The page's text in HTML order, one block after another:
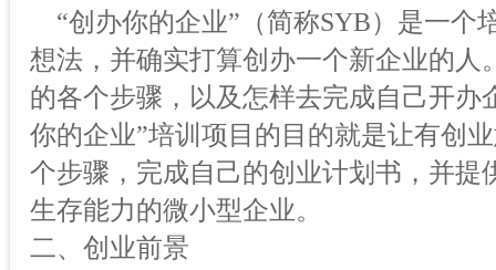
“创办你的企业”（简称SYB）是一个
想法，并确实打算创办一个新企业的
的各个步骤，以及怎样去完成自己开办
你的企业”培训项目的目的就是让有创
个步骤，完成自己的创业计划书，并
生存能力的微小型企业。
二、创业前景